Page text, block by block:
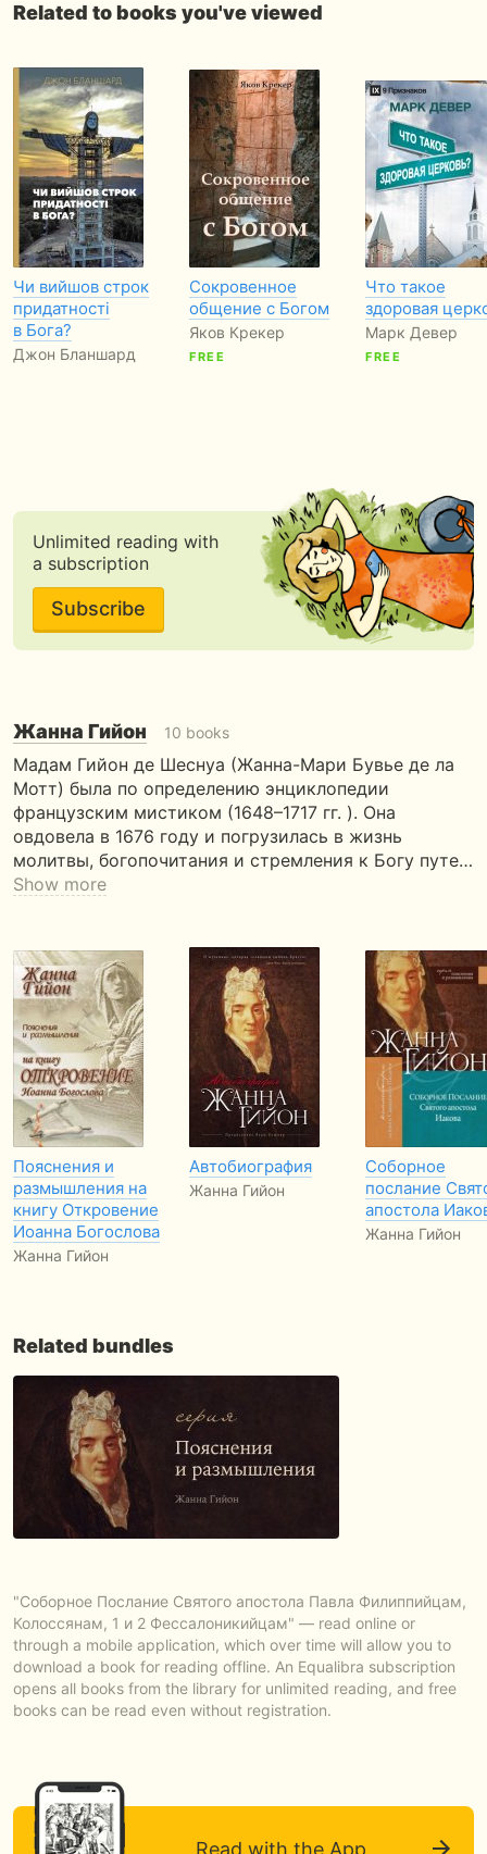
Related to books you've viewed
Чи вийшов строк
придатності
в Бога?
Джон Бланшард
Сокровенное
общение с Богом
Яков Крекер
FREE
Что такое
здоровая
Марк Девер
FREE
Unlimited reading with
a subscription
Subscribe
Жанна Гийон 10 books
Мадам Гийон де Шеснуа (Жанна-Мари Бувье де ла
Мотт) была по определению энциклопедии
французским мистиком (1648–1717 гг. ). Она
овдовела в 1676 году и погрузилась в жизнь
молитвы, богопочитания и стремления к Богу путе…
Show more
Пояснения и
размышления на
книгу Откровение
Иоанна Богослова
Жанна Гийон
Автобиография
Жанна Гийон
Соборное
послание
апостола
Жанна Гийон
Related bundles
"Соборное Послание Святого апостола Павла Филиппийцам,
Колоссянам, 1 и 2 Фессалоникийцам" — read online or
through a mobile application, which over time will allow you to
download a book for reading offline. An Equalibra subscription
opens all books from the library for unlimited reading, and free
books can be read even without registration.
Read with the App